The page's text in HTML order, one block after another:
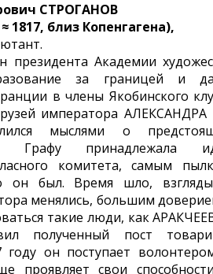
СТРОГАНОВ
1817, близ Копенгагена),
президента Академии
за границей и
в члены Якобинского
императора АЛЕКСАНДРА
мыслями о
Графу принадлежала
комитета, самым
он был. Время шло,
менялись, большим
такие люди, как
полученный пост
году он поступает
проявляет свои